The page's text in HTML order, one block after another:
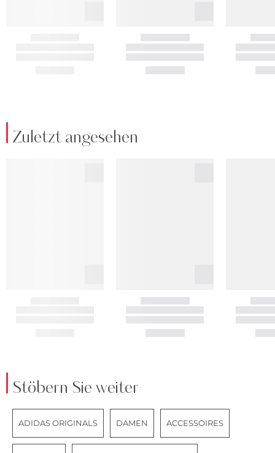
Zuletzt angesehen
Stöbern Sie weiter
ADIDAS ORIGINALS DAMEN ACCESSOIRES